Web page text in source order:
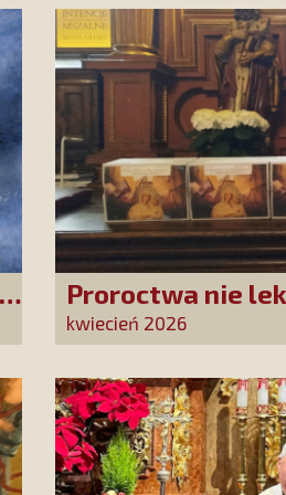
Proroctwa nie
Jasnej Górze –
obecność!
kwiecień 2026